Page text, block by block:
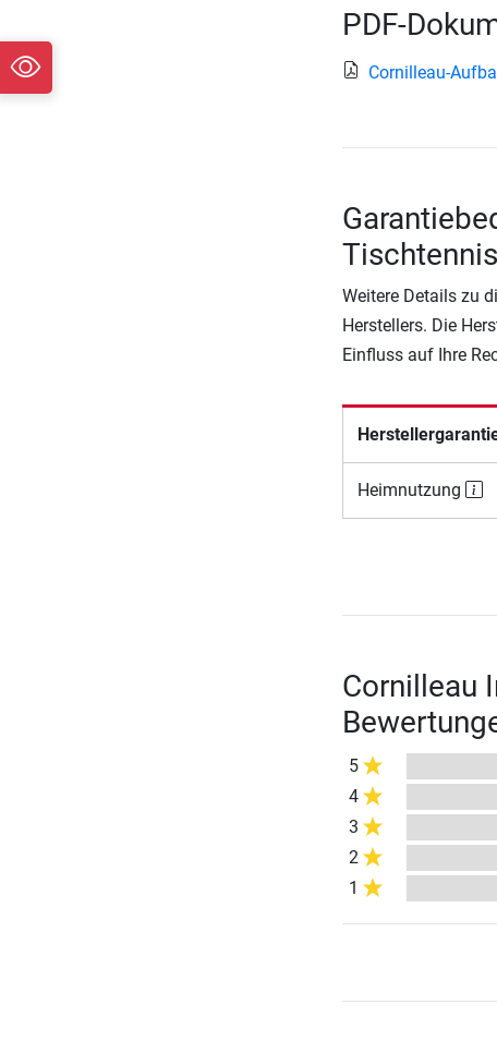
PDF-
Cornilleau-
Weitere Details zu
Herstellers. Die
Einfluss auf Ihre
Heimnutzung
Cornilleau
5
4
3
2
1